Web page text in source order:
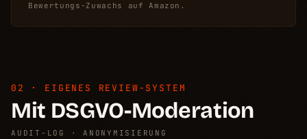
Bewertungs-Zuwachs auf Amazon.
02 · EIGENES REVIEW-SYSTEM
Mit DSGVO-Moderation
AUDIT-LOG · ANONYMISIERUNG